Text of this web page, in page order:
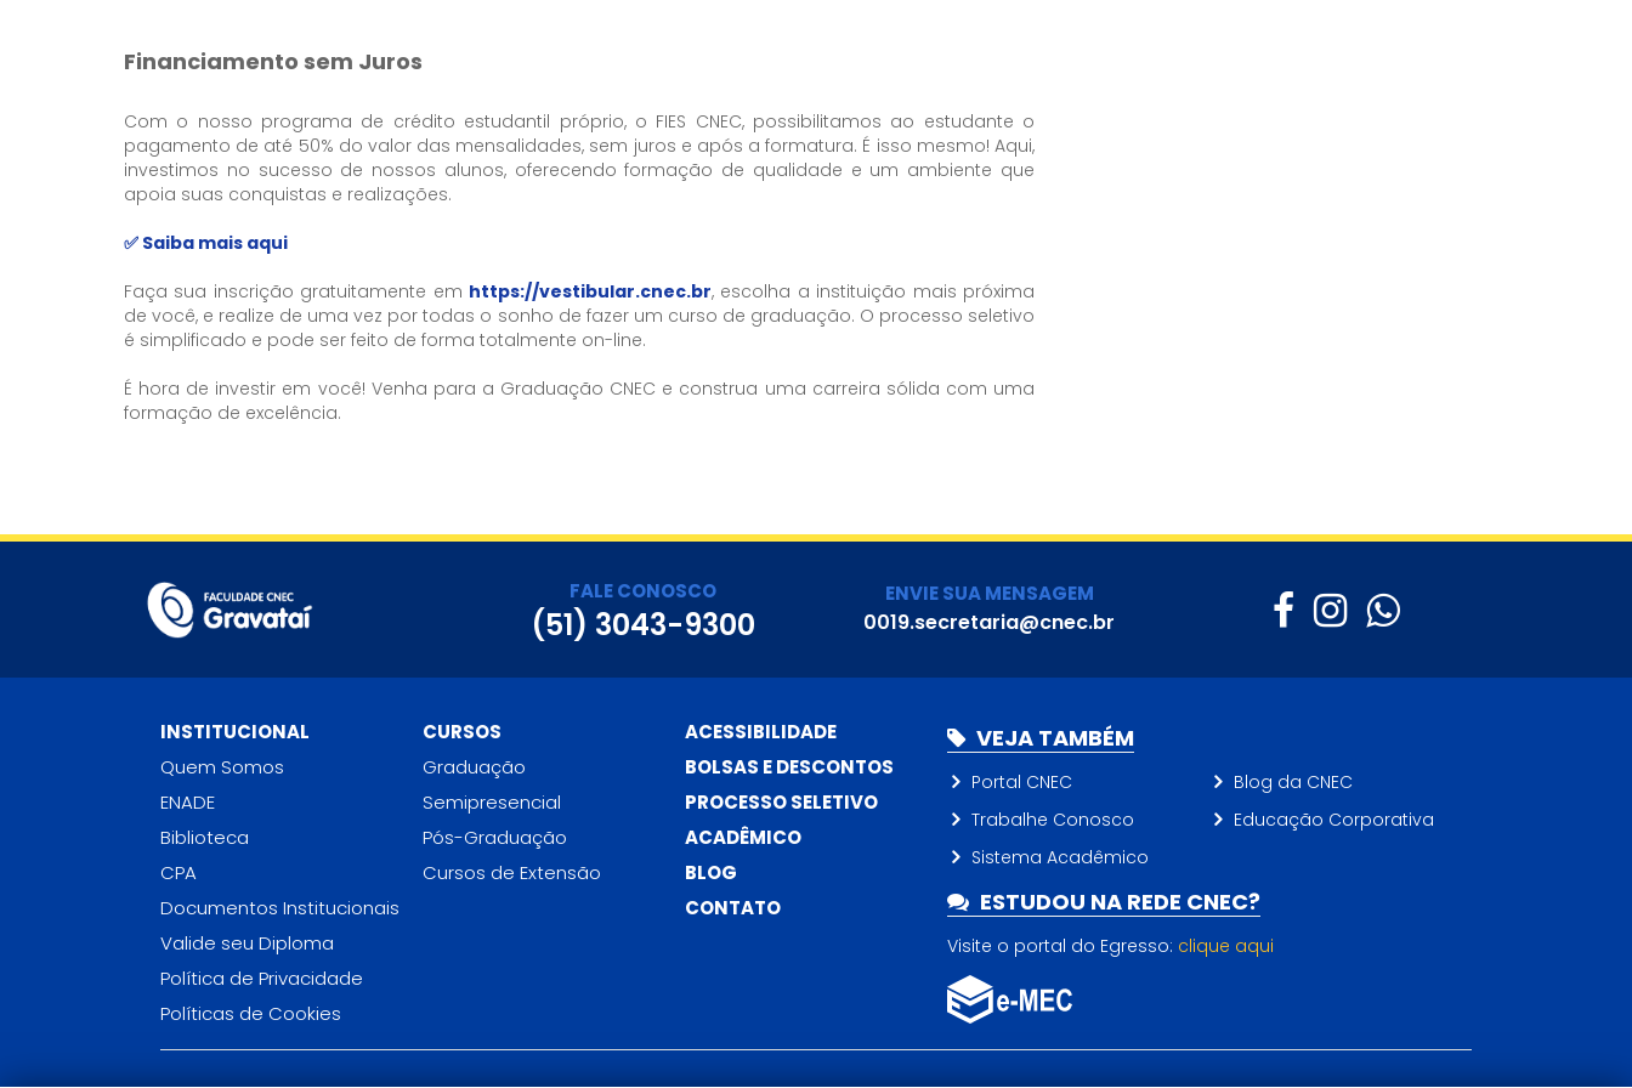
Financiamento sem Juros
Com o nosso programa de crédito estudantil próprio, o FIES CNEC, possibilitamos ao estudante o
pagamento de até 50% do valor das mensalidades, sem juros e após a formatura. É isso mesmo! Aqui,
investimos no sucesso de nossos alunos, oferecendo formação de qualidade e um ambiente que
apoia suas conquistas e realizações.
✅ Saiba mais aqui
Faça sua inscrição gratuitamente em https://vestibular.cnec.br, escolha a instituição mais próxima
de você, e realize de uma vez por todas o sonho de fazer um curso de graduação. O processo seletivo
é simplificado e pode ser feito de forma totalmente on-line.
É hora de investir em você! Venha para a Graduação CNEC e construa uma carreira sólida com uma
formação de excelência.
FALE CONOSCO
(51) 3043-9300
ENVIE SUA MENSAGEM
0019.secretaria@cnec.br
INSTITUCIONAL
Quem Somos
ENADE
Biblioteca
CPA
Documentos Institucionais
Valide seu Diploma
Política de Privacidade
Políticas de Cookies
CURSOS
Graduação
Semipresencial
Pós-Graduação
Cursos de Extensão
ACESSIBILIDADE
BOLSAS E DESCONTOS
PROCESSO SELETIVO
ACADÊMICO
BLOG
CONTATO
VEJA TAMBÉM
Portal CNEC
Blog da CNEC
Trabalhe Conosco
Educação Corporativa
Sistema Acadêmico
ESTUDOU NA REDE CNEC?
Visite o portal do Egresso: clique aqui